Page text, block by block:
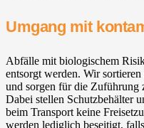
Umgang mit
Abfälle mit biologischem
entsorgt werden. Wir
und sorgen für die Zuführung
Dabei stellen Schutzbehälter
beim Transport keine
werden lediglich beseitigt,